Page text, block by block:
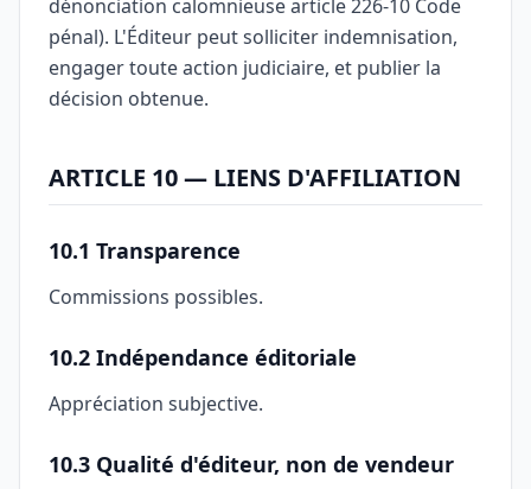
dénonciation calomnieuse article 226-10 Code
pénal). L'Éditeur peut solliciter indemnisation,
engager toute action judiciaire, et publier la
décision obtenue.
ARTICLE 10 — LIENS D'AFFILIATION
10.1 Transparence
Commissions possibles.
10.2 Indépendance éditoriale
Appréciation subjective.
10.3 Qualité d'éditeur, non de vendeur